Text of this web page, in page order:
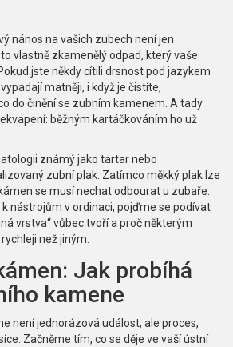
nános na vašich zubech není jen
vlastně zkamenělý odpad, který vaše
jste někdy cítili drsnost pod jazykem
matněji, i když je čistíte,
do činění se zubním kamenem. A tady
běžným kartáčkováním ho už
známý jako tartarnebo
zubní plak. Zatímco měkký plak lze
se musí nechat odbourat u zubaře.
nástrojům v ordinaci, pojďme se podívat
vrstva“ vůbec tvoří a proč některým
než jiným.
Jak probíhá
kamene
není jednorázová událost, ale proces,
Začněme tím, co se děje ve vaší ústní